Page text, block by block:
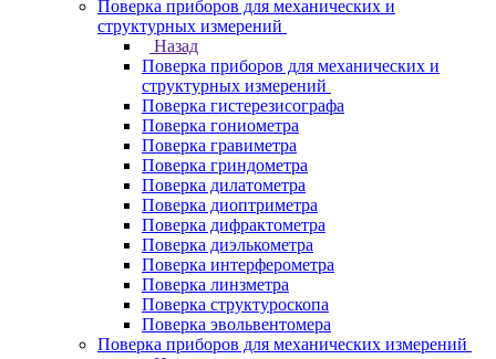
Поверка приборов для механических и
структурных измерений
Назад
Поверка приборов для механических и
структурных измерений
Поверка гистерезисографа
Поверка гониометра
Поверка гравиметра
Поверка гриндометра
Поверка дилатометра
Поверка диоптриметра
Поверка дифрактометра
Поверка диэлькометра
Поверка интерферометра
Поверка линзметра
Поверка структуроскопа
Поверка эвольвентомера
Поверка приборов для механических измерений